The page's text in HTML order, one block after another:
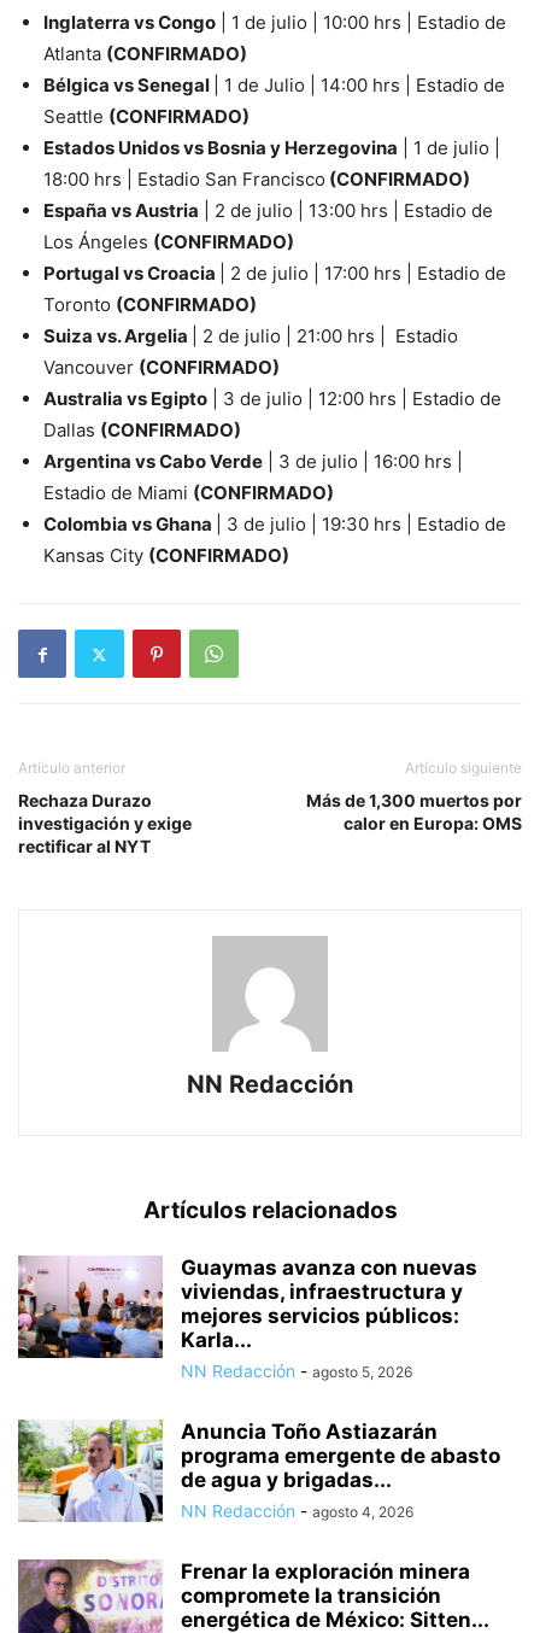
Inglaterra vs Congo | 1 de julio | 10:00 hrs | Estadio de
Atlanta (CONFIRMADO)
Bélgica vs Senegal
| 1 de Julio | 14:00 hrs | Estadio de
Seattle (CONFIRMADO)
Estados Unidos vs Bosnia y Herzegovina | 1 de julio |
18:00 hrs | Estadio San Francisco (CONFIRMADO)
España vs Austria | 2 de julio | 13:00 hrs | Estadio de
Los Ángeles (CONFIRMADO)
Portugal vs Croacia
| 2 de julio | 17:00 hrs | Estadio de
Toronto (CONFIRMADO)
Suiza vs. Argelia
| 2 de julio | 21:00 hrs | Estadio
Vancouver (CONFIRMADO)
Australia vs Egipto | 3 de julio | 12:00 hrs | Estadio de
Dallas (CONFIRMADO)
Argentina vs Cabo Verde | 3 de julio | 16:00 hrs |
Estadio de Miami (CONFIRMADO)
Colombia vs Ghana
| 3 de julio | 19:30 hrs | Estadio de
Kansas City (CONFIRMADO)
Artículo anterior
Rechaza Durazo
investigación y exige
rectificar al NYT
Artículo siguiente
Más de 1,300 muertos por
calor en Europa: OMS
NN Redacción
Artículos relacionados
Guaymas avanza con nuevas
viviendas, infraestructura y
mejores servicios públicos:
Karla...
NN Redacción - agosto 5, 2026
Anuncia Toño Astiazarán
programa emergente de abasto
de agua y brigadas...
NN Redacción - agosto 4, 2026
Frenar la exploración minera
compromete la transición
energética de México: Sitten...